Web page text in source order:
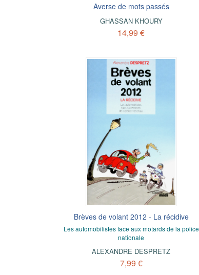
Averse de mots passés
GHASSAN KHOURY
14,99 €
Brèves de volant 2012 - La récidive
Les automobilistes face aux motards de la police
nationale
ALEXANDRE DESPRETZ
7,99 €